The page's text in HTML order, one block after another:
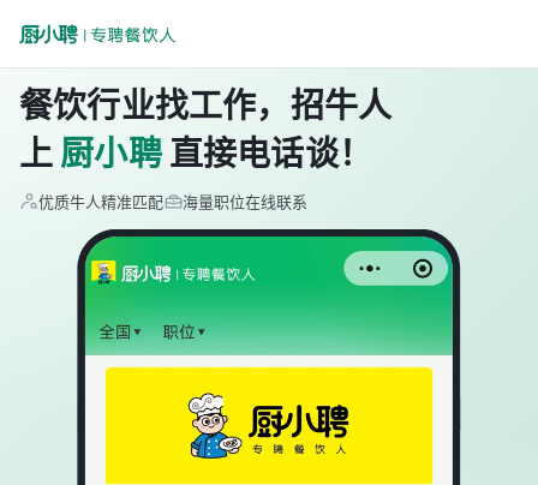
餐饮行业找工作，招牛人
上 厨小聘 直接电话谈！
优质牛人精准匹配 海量职位在线联系